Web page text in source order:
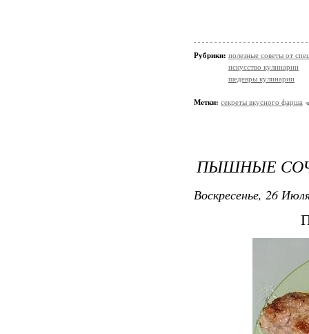
Рубрики: полезные советы от
искусство кулинарии
шедевры кулинарии
Метки: секреты вкусного фарша
ПЫШНЫЕ
Воскресенье, 26